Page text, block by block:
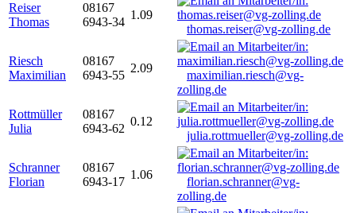
Reiser
Thomas
08167
6943-34
1.09
thomas.reiser@vg-zolling.de
Riesch
Maximilian
08167
6943-55
2.09
maximilian.riesch@vg-
zolling.de
Rottmüller
Julia
08167
6943-62
0.12
julia.rottmueller@vg-zolling.de
Schranner
Florian
08167
6943-17
1.06
florian.schranner@vg-
zolling.de